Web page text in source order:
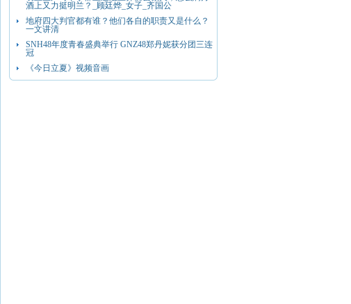
酒上又力挺明兰？_顾廷烨_女子_齐国公
地府四大判官都有谁？他们各自的职责又是什么？
一文讲清
SNH48年度青春盛典举行 GNZ48郑丹妮获分团三连
冠
《今日立夏》视频音画